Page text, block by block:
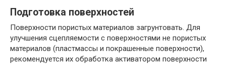
Подготовка поверхностей
Поверхности пористых материалов загрунтовать. Для
улучшения сцепляемости с поверхностями не пористых
материалов (пластмассы и покрашенные поверхности),
рекомендуется их обработка активатором поверхности